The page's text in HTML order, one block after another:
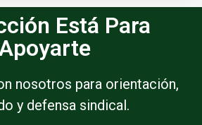
Está Para
nosotros para orientación,
y defensa sindical.